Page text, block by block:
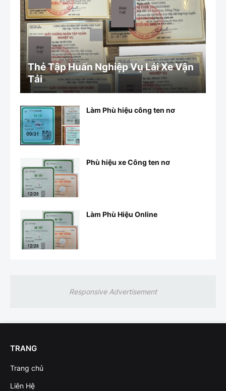
Thẻ Tập Huấn Nghiệp Vụ Lái Xe Vận
Tải
Làm Phù hiệu công ten nơ
Phù hiệu xe Công ten nơ
Làm Phù Hiệu Online
Responsive Advertisement
TRANG
Trang chủ
Liên Hệ